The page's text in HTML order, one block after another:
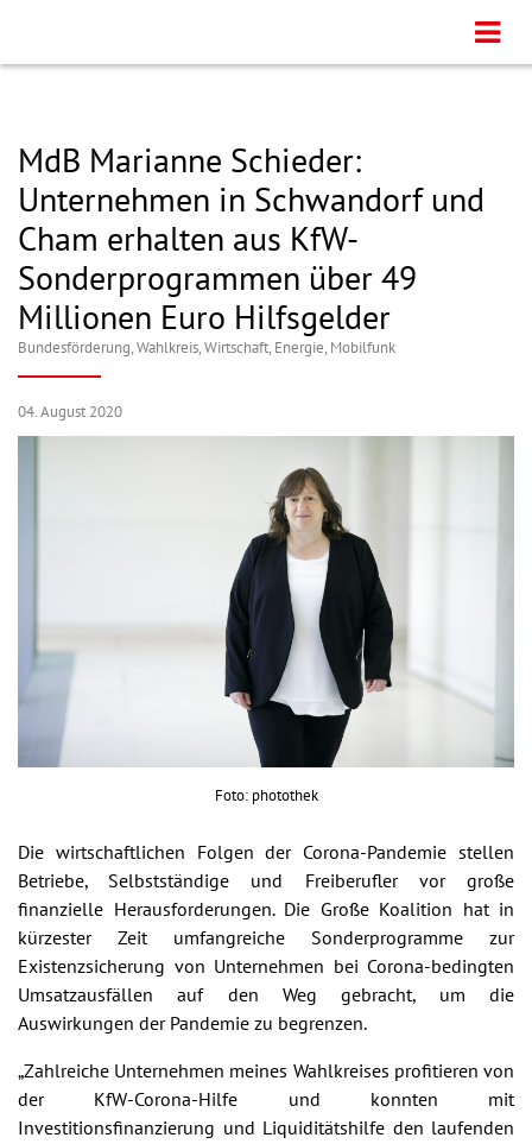
MdB Marianne Schieder:
Unternehmen in Schwandorf und
Cham erhalten aus KfW-
Sonderprogrammen über 49
Millionen Euro Hilfsgelder
Bundesförderung,Wahlkreis,Wirtschaft, Energie, Mobilfunk
04. August 2020
Foto: photothek
Die wirtschaftlichen Folgen der Corona-Pandemie stellen
Betriebe, Selbstständige und Freiberufler vor große
finanzielle Herausforderungen. Die Große Koalition hat in
kürzester Zeit umfangreiche Sonderprogramme zur
Existenzsicherung von Unternehmen bei Corona-bedingten
Umsatzausfällen auf den Weg gebracht, um die
Auswirkungen der Pandemie zu begrenzen.
„Zahlreiche Unternehmen meines Wahlkreises profitieren von
der KfW-Corona-Hilfe und konnten mit
Investitionsfinanzierung und Liquiditätshilfe den laufenden